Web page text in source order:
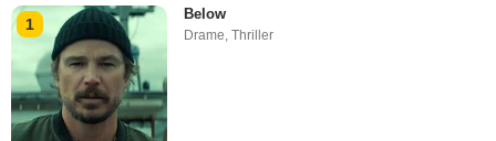
1
Below
Drame,Thriller